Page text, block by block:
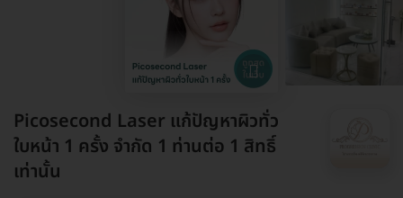
Picosecond Laser แก้ปัญหาผิวทั่ว
ใบหน้า 1 ครั้ง จำกัด 1 ท่านต่อ 1 สิทธิ์
เท่านั้น